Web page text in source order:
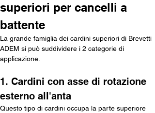
superiori per cancelli a
battente
La grande famiglia dei cardini superiori di Brevetti
ADEM si può suddividere i 2 categorie di
applicazione.
1. Cardini con asse di rotazione
esterno all'anta
Questo tipo di cardini occupa la parte superiore